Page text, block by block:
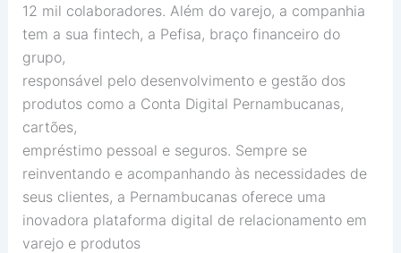
12 mil colaboradores. Além do varejo, a companhia
tem a sua fintech, a Pefisa, braço financeiro do
grupo,
responsável pelo desenvolvimento e gestão dos
produtos como a Conta Digital Pernambucanas,
cartões,
empréstimo pessoal e seguros. Sempre se
reinventando e acompanhando às necessidades de
seus clientes, a Pernambucanas oferece uma
inovadora plataforma digital de relacionamento em
varejo e produtos